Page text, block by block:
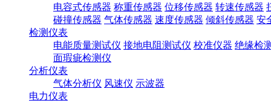
电容式传感器 称重传感器 位移传感器 转速传感器
碰撞传感器 气体传感器 速度传感器 倾斜传感器 安
检测仪表
电能质量测试仪 接地电阻测试仪 校准仪器 绝缘检
面瑕疵检测仪
分析仪表
气体分析仪 风速仪 示波器
电力仪表